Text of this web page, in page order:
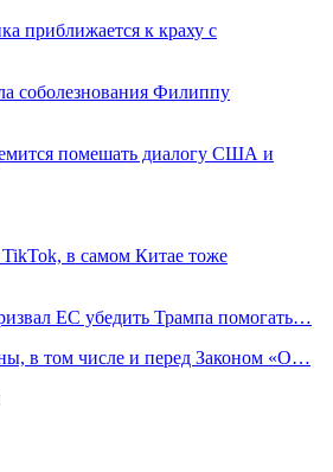
приближается к краху с
соболезнования Филиппу
помешать диалогу США и
в самом Китае тоже
ЕС убедить Трампа помогать…
в том числе и перед Законом «О…